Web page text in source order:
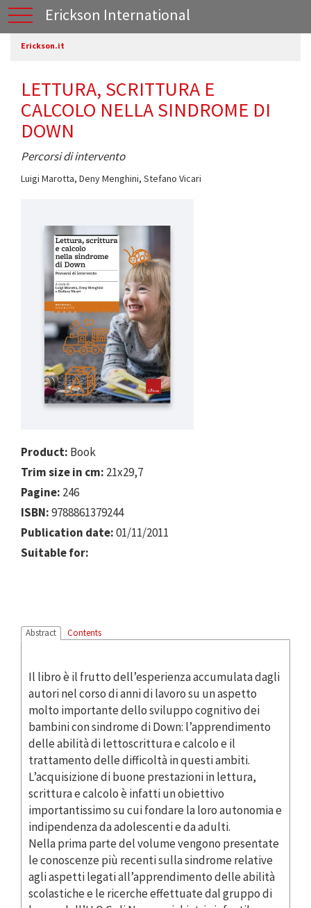
Erickson International
Erickson.it
LETTURA, SCRITTURA E
CALCOLO NELLA SINDROME DI
DOWN
Percorsi di intervento
Luigi Marotta, Deny Menghini, Stefano Vicari
Product: Book
Trim size in cm: 21x29,7
Pagine: 246
ISBN:9788861379244
Publication date:01/11/2011
Suitable for:
Abstract Contents
Il libro è il frutto dell’esperienza accumulata dagli
autori nel corso di anni di lavoro su un aspetto
molto importante dello sviluppo cognitivo dei
bambini con sindrome di Down: l’apprendimento
delle abilità di lettoscrittura e calcolo e il
trattamento delle difficoltà in questi ambiti.
L’acquisizione di buone prestazioni in lettura,
scrittura e calcolo è infatti un obiettivo
importantissimo su cui fondare la loro autonomia e
indipendenza da adolescenti e da adulti.
Nella prima parte del volume vengono presentate
le conoscenze più recenti sulla sindrome relative
agli aspetti legati all’apprendimento delle abilità
scolastiche e le ricerche effettuate dal gruppo di